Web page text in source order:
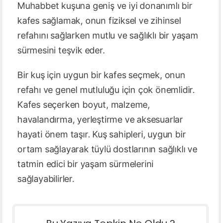
Muhabbet kuşuna geniş ve iyi donanımlı bir
kafes sağlamak, onun fiziksel ve zihinsel
refahını sağlarken mutlu ve sağlıklı bir yaşam
sürmesini teşvik eder.
Bir kuş için uygun bir kafes seçmek, onun
refahı ve genel mutluluğu için çok önemlidir.
Kafes seçerken boyut, malzeme,
havalandırma, yerleştirme ve aksesuarlar
hayati önem taşır. Kuş sahipleri, uygun bir
ortam sağlayarak tüylü dostlarının sağlıklı ve
tatmin edici bir yaşam sürmelerini
sağlayabilirler.